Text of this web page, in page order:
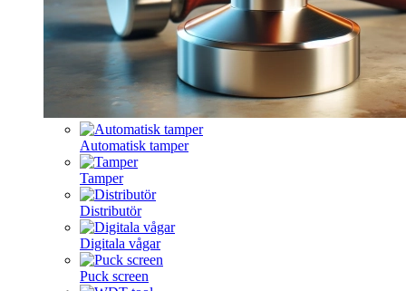
Automatisk tamper
Tamper
Distributör
Digitala vågar
Puck screen